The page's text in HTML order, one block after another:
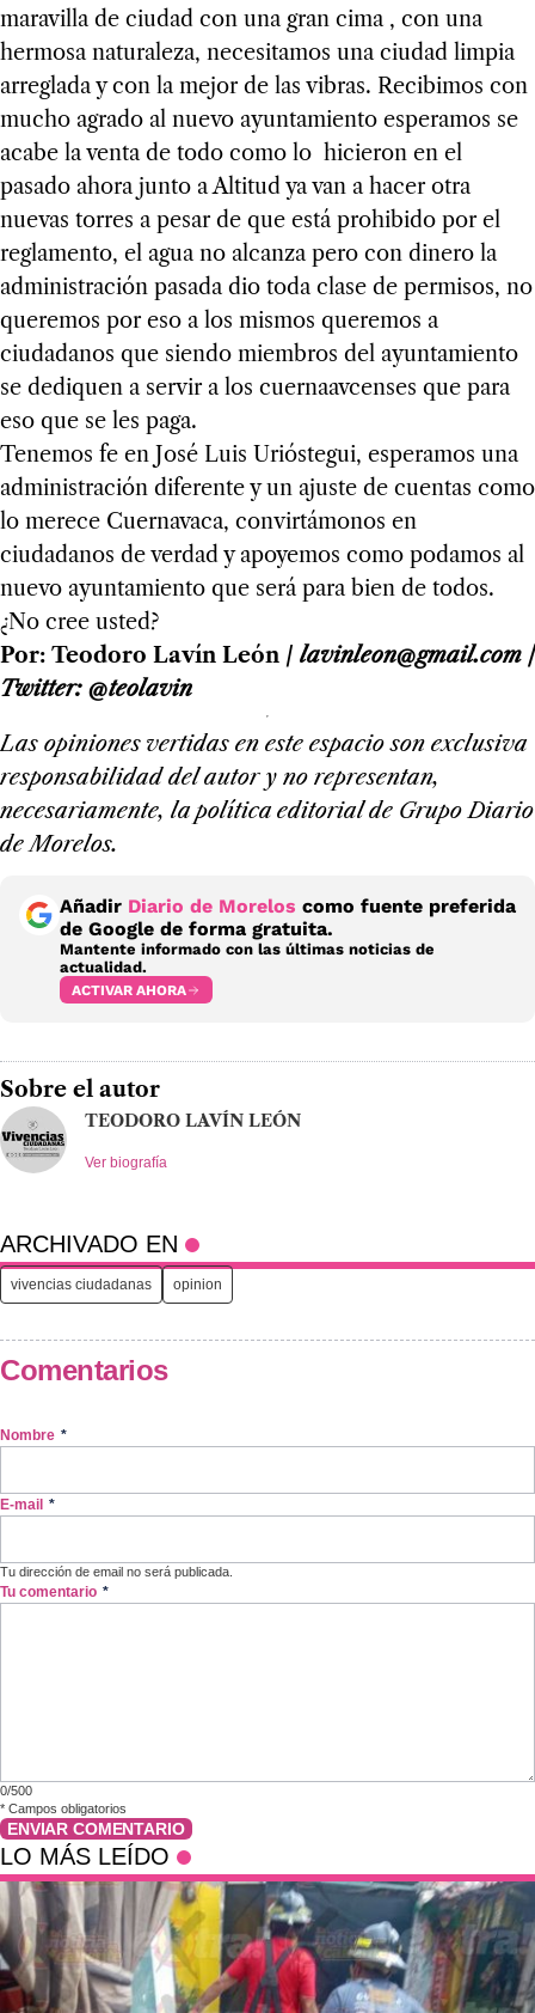
maravilla de ciudad con una gran cima , con una
hermosa naturaleza, necesitamos una ciudad limpia
arreglada y con la mejor de las vibras. Recibimos con
mucho agrado al nuevo ayuntamiento esperamos se
acabe la venta de todo como lo hicieron en el
pasado ahora junto a Altitud ya van a hacer otra
nuevas torres a pesar de que está prohibido por el
reglamento, el agua no alcanza pero con dinero la
administración pasada dio toda clase de permisos, no
queremos por eso a los mismos queremos a
ciudadanos que siendo miembros del ayuntamiento
se dediquen a servir a los cuernaavcenses que para
eso que se les paga.
Tenemos fe en José Luis Urióstegui, esperamos una
administración diferente y un ajuste de cuentas como
lo merece Cuernavaca, convirtámonos en
ciudadanos de verdad y apoyemos como podamos al
nuevo ayuntamiento que será para bien de todos.
¿No cree usted?
Por: Teodoro Lavín León / lavinleon@gmail.com /
Twitter: @teolavin
Las opiniones vertidas en este espacio son exclusiva
responsabilidad del autor y no representan,
necesariamente, la política editorial de Grupo Diario
de Morelos.
Añadir Diario de Morelos como fuente preferida
de Google de forma gratuita.
Mantente informado con las últimas noticias de
actualidad.
ACTIVAR AHORA
Sobre el autor
TEODORO LAVÍN LEÓN
Ver biografía
ARCHIVADO EN
vivencias ciudadanas opinion
Comentarios
Nombre *
E-mail *
Tu dirección de email no será publicada.
Tu comentario *
0/500
* Campos obligatorios
ENVIAR COMENTARIO
LO MÁS LEÍDO